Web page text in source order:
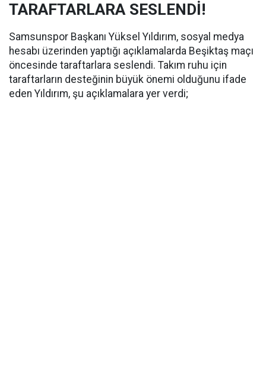
TARAFTARLARA SESLENDİ!
Samsunspor Başkanı Yüksel Yıldırım, sosyal medya
hesabı üzerinden yaptığı açıklamalarda Beşiktaş maçı
öncesinde taraftarlara seslendi. Takım ruhu için
taraftarların desteğinin büyük önemi olduğunu ifade
eden Yıldırım, şu açıklamalara yer verdi;